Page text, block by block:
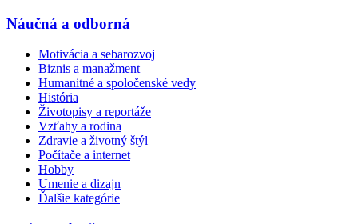
Náučná a odborná
Motivácia a sebarozvoj
Biznis a manažment
Humanitné a spoločenské vedy
História
Životopisy a reportáže
Vzťahy a rodina
Zdravie a životný štýl
Počítače a internet
Hobby
Umenie a dizajn
Ďalšie kategórie